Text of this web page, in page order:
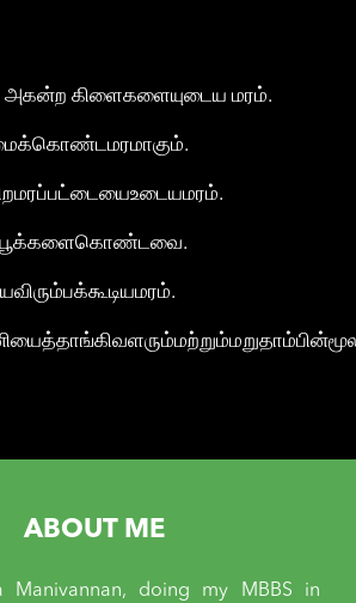
அகன்ற கிளைகளையுடைய மரம்.
ABOUT ME
Manivannan, doing my MBBS in